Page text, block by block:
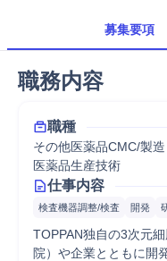
募集要項
職務内容
職種
その他医薬品CMC/製造
医薬品生産技術
仕事内容
検査機器調整/検査 開発
TOPPAN独自の3次元
院）や企業とともに開